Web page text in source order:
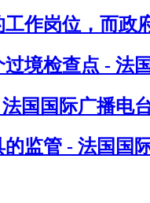
作岗位，而政
境检查点 - 法
国国际广播电
监管 - 法国国